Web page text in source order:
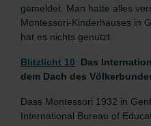
gemeldet. Man hatte alles
Montessori-Kinderhauses in
hat es nichts genutzt.
Blitzlicht 10: Das
dem Dach des
Dass Montessori 1932 in
International Bureau of